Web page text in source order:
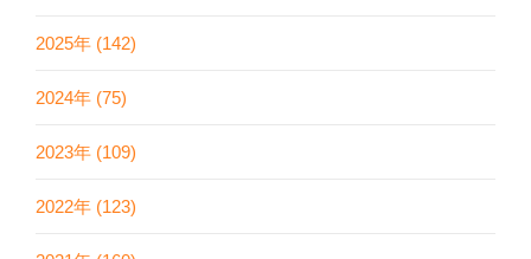
2025年 (142)
2024年 (75)
2023年 (109)
2022年 (123)